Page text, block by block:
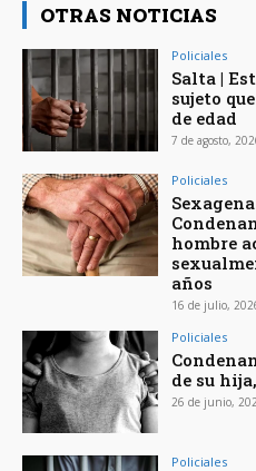
OTRAS NOTICIAS
Policiales
Salta |
sujeto
de edad
7 de agosto,
Policiales
hombre
años
16 de julio,
Policiales
de su
26 de junio,
Policiales